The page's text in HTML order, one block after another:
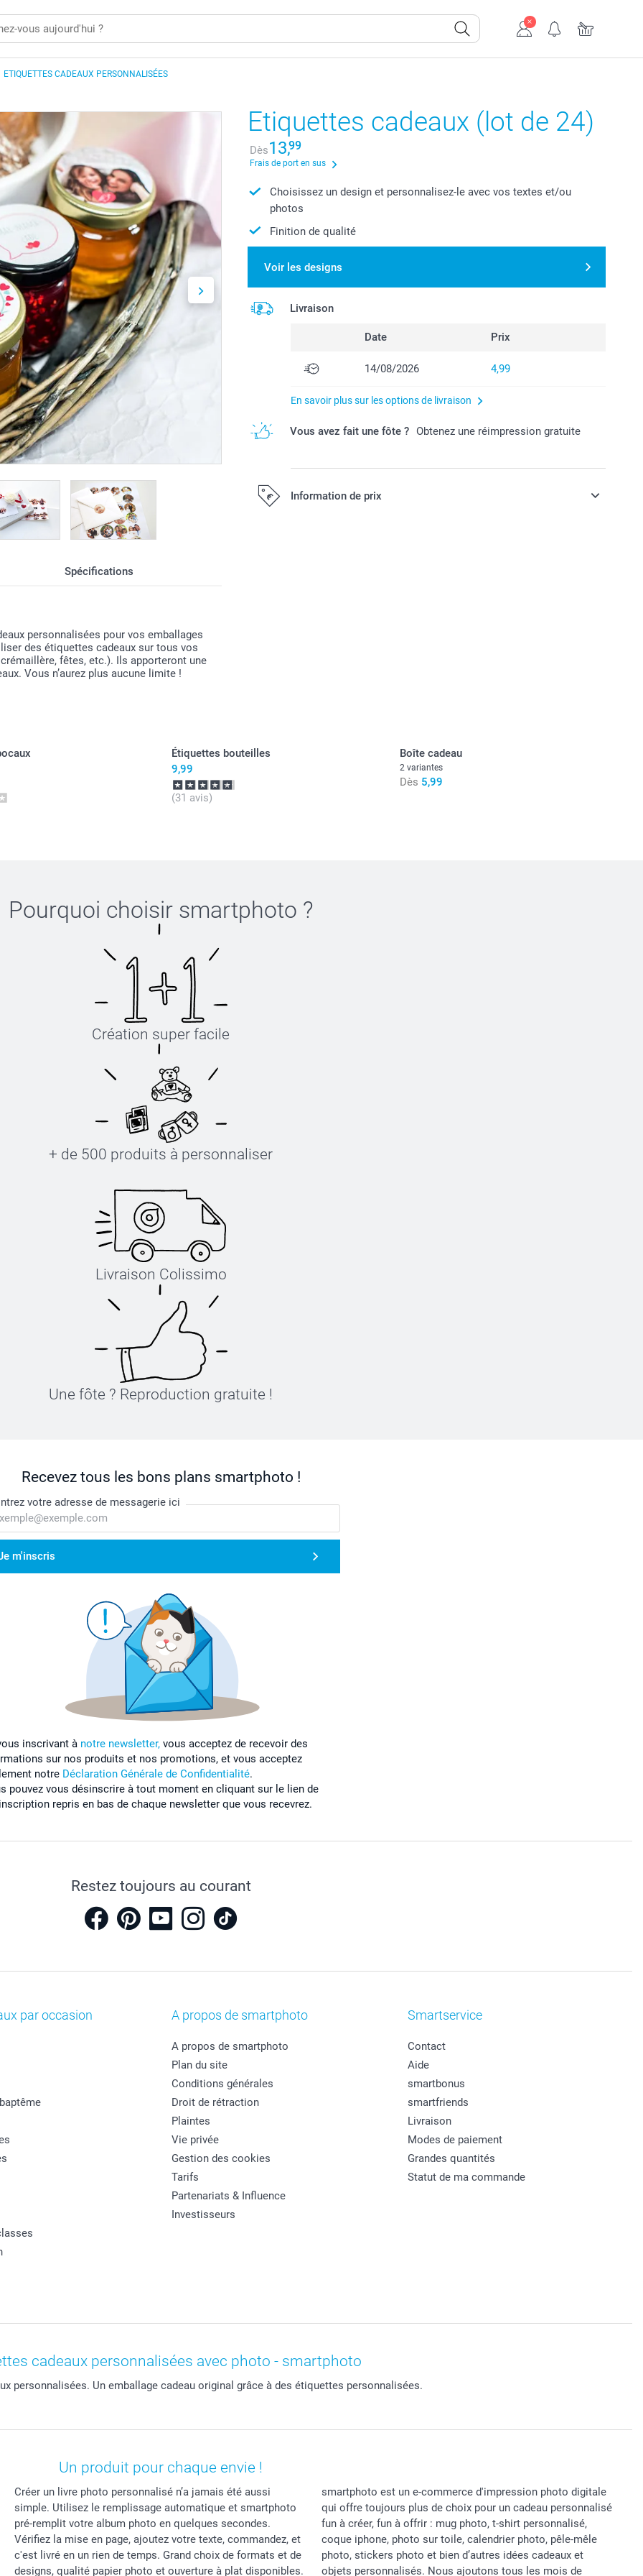
ETIQUETTES CADEAUX PERSONNALISÉES
Spécifications
personnalisées pour vos emballages
des étiquettes cadeaux sur tous vos
fêtes, etc.). Ils apporteront une
Vous n’aurez plus aucune limite !
Etiquettes cadeaux (lot de 24)
Dès13,99
Frais de port en sus
Choisissez un design et personnalisez-le avec vos textes et/ou
photos
Finition de qualité
Voir les designs
Livraison
Date Prix
14/08/2026 4,99
En savoir plus sur les options de livraison
Vous avez fait une fôte ? Obtenez une réimpression gratuite
Information de prix
Étiquettes bouteilles
9,99
(31 avis)
Boîte cadeau
2 variantes
Dès 5,99
Pourquoi choisir smartphoto ?
Création super facile
+ de 500 produits à personnaliser
Livraison Colissimo
Une fôte ? Reproduction gratuite !
Recevez tous les bons plans smartphoto !
votre adresse de messagerie ici
m'inscris
inscrivant à notre newsletter, vous acceptez de recevoir des
sur nos produits et nos promotions, et vous acceptez
notre Déclaration Générale de Confidentialité.
pouvez vous désinscrire à tout moment en cliquant sur le lien de
repris en bas de chaque newsletter que vous recevrez.
Restez toujours au courant
par occasion A propos de smartphoto
A propos de smartphoto
Plan du site
Conditions générales
Droit de rétraction
Plaintes
Vie privée
Gestion des cookies
Tarifs
Partenariats & Influence
Investisseurs
Smartservice
Contact
Aide
smartbonus
smartfriends
Livraison
Modes de paiement
Grandes quantités
Statut de ma commande
cadeaux personnalisées avec photo - smartphoto
personnalisées. Un emballage cadeau original grâce à des étiquettes personnalisées.
Un produit pour chaque envie !
Créer un livre photo personnalisé n’a jamais été aussi
simple. Utilisez le remplissage automatique et smartphoto
pré-remplit votre album photo en quelques secondes.
Vérifiez la mise en page, ajoutez votre texte, commandez, et
c'est livré en un rien de temps. Grand choix de formats et de
designs, qualité papier photo et ouverture à plat disponibles.
smartphoto est un e-commerce d'impression photo digitale
qui offre toujours plus de choix pour un cadeau personnalisé
fun à créer, fun à offrir : mug photo, t-shirt personnalisé,
coque iphone, photo sur toile, calendrier photo, pêle-mêle
photo, stickers photo et bien d’autres idées cadeaux et
objets personnalisés. Nous ajoutons tous les mois de